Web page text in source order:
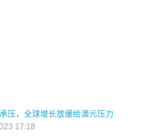
压，全球增长放缓给澳元压力
17:18